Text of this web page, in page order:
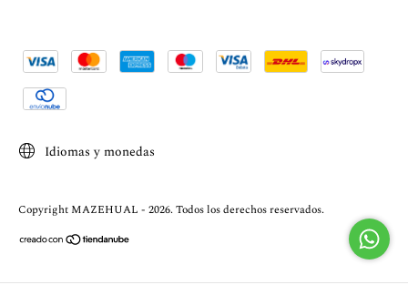
Idiomas y monedas
Copyright MAZEHUAL - 2026. Todos los derechos reservados.